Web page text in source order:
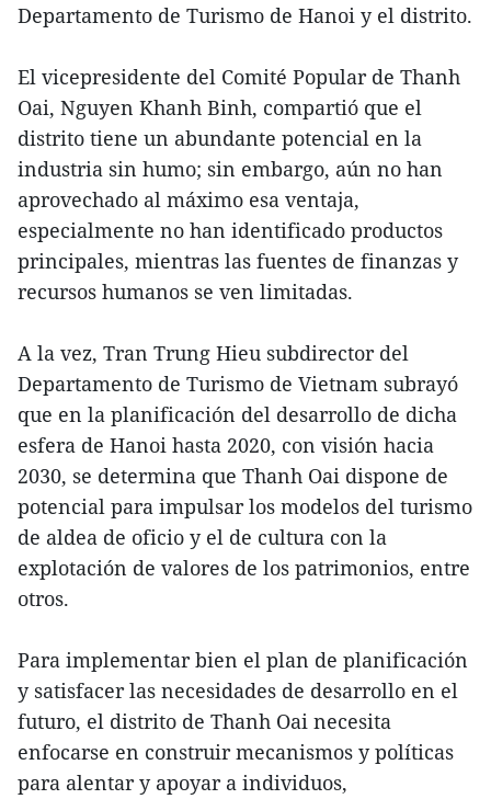
Departamento de Turismo de Hanoi y el distrito.
El vicepresidente del Comité Popular de Thanh
Oai, Nguyen Khanh Binh, compartió que el
distrito tiene un abundante potencial en la
industria sin humo; sin embargo, aún no han
aprovechado al máximo esa ventaja,
especialmente no han identificado productos
principales, mientras las fuentes de finanzas y
recursos humanos se ven limitadas.
A la vez, Tran Trung Hieu subdirector del
Departamento de Turismo de Vietnam subrayó
que en la planificación del desarrollo de dicha
esfera de Hanoi hasta 2020, con visión hacia
2030, se determina que Thanh Oai dispone de
potencial para impulsar los modelos del turismo
de aldea de oficio y el de cultura con la
explotación de valores de los patrimonios, entre
otros.
Para implementar bien el plan de planificación
y satisfacer las necesidades de desarrollo en el
futuro, el distrito de Thanh Oai necesita
enfocarse en construir mecanismos y políticas
para alentar y apoyar a individuos,